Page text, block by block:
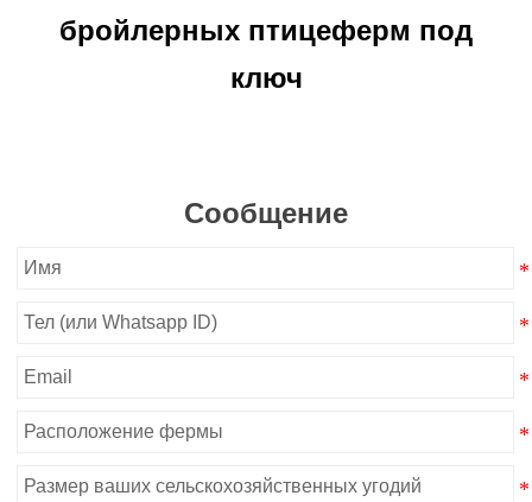
бройлерных птицеферм под
ключ
Сообщение